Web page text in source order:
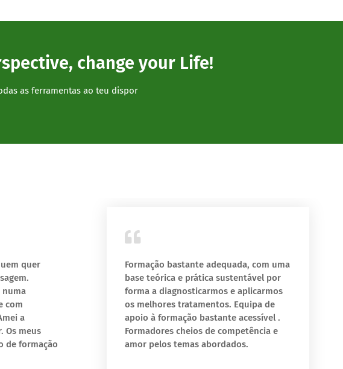
change your Life!
as ferramentas ao teu dispor
quer
numa
com
a
Os meus
de formação
Formação bastante adequada, com uma
base teórica e prática sustentável por
forma a diagnosticarmos e aplicarmos
os melhores tratamentos. Equipa de
apoio à formação bastante acessível .
Formadores cheios de competência e
amor pelos temas abordados.